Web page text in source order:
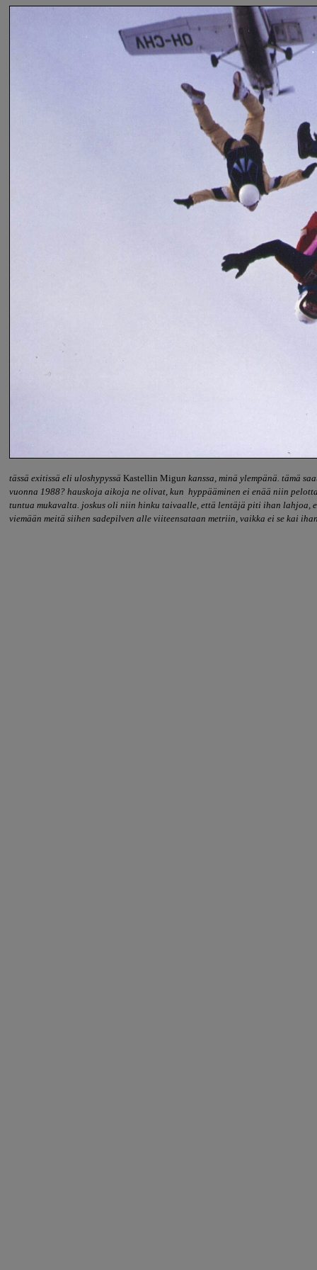
tässä exitissä eli uloshypyssä Kastellin Migun kanssa, minä ylempänä. tämä
vuonna 1988? hauskoja aikoja ne olivat, kun hyppääminen ei enää niin
tuntua mukavalta. joskus oli niin hinku taivaalle, että lentäjä piti ihan lahjoa,
viemään meitä siihen sadepilven alle viiteensataan metriin, vaikka ei se kai